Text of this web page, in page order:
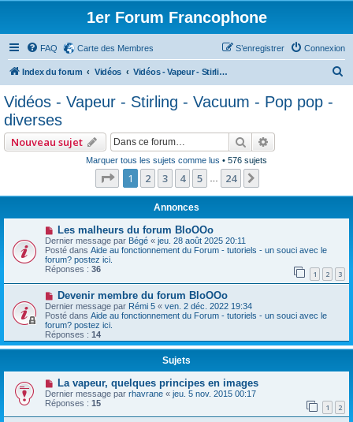
1er Forum Francophone
FAQ Carte des Membres Connexion
S’enregistrer
Index du forum Vidéos Vidéos - Vapeur - Stirling - Vacuum - Pop pop - diverses
Vidéos - Vapeur - Stirling - Vacuum - Pop pop -
diverses
Nouveau sujet Rechercher
Marquer tous les sujets comme lus • 576 sujets
Page 1sur
1 2 3 4 5 24
Annonces
Les malheurs du forum BloOOo
Dernier message par Bégé « jeu. 28 août 2025 20:11
Posté dans Aide au fonctionnement du Forum - tutoriels - un souci avec le
forum? postez ici.
Réponses : 36 1 2 3
Devenir membre du forum BloOOo
Dernier message par Rémi 5 « ven. 2 déc. 2022 19:34
Posté dans Aide au fonctionnement du Forum - tutoriels - un souci avec le
forum? postez ici.
Réponses : 14
Sujets
La vapeur, quelques principes en images
Dernier message par rhavrane « jeu. 5 nov. 2015 00:17
Réponses : 15 1 2